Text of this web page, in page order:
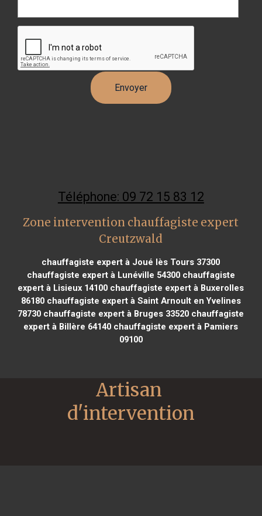
Téléphone: 09 72 15 83 12
Zone intervention chauffagiste expert
Creutzwald
chauffagiste expert à Joué lès Tours 37300
chauffagiste expert à Lunéville 54300chauffagiste
expert à Lisieux 14100 chauffagiste expert à Buxerolles
86180chauffagiste expert à Saint Arnoult en Yvelines
78730 chauffagiste expert à Bruges 33520 chauffagiste
expert à Billère 64140 chauffagiste expert à Pamiers
09100
Artisan
d'intervention